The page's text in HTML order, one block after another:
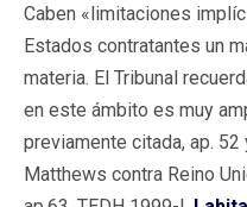
Caben «limitaciones
Estados contratantes un
materia. El Tribunal
en este ámbito es muy
previamente citada, ap.
Matthews contra Reino